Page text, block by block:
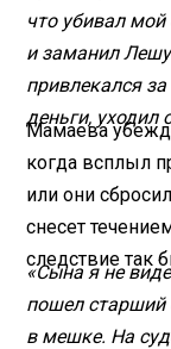
что убивал
и заманил
привлекался
деньги, уходил
Мамаева
когда всплыл
или они
снесет
следствие так
«Сына я не
пошел старший
в мешке. На